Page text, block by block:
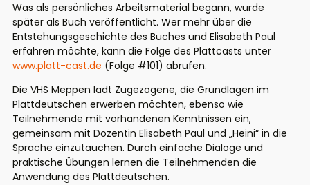
Was als persönliches Arbeitsmaterial begann, wurde
später als Buch veröffentlicht. Wer mehr über die
Entstehungsgeschichte des Buches und Elisabeth Paul
erfahren möchte, kann die Folge des Plattcasts unter
www.platt-cast.de (Folge #101) abrufen.
Die VHS Meppen lädt Zugezogene, die Grundlagen im
Plattdeutschen erwerben möchten, ebenso wie
Teilnehmende mit vorhandenen Kenntnissen ein,
gemeinsam mit Dozentin Elisabeth Paul und „Heini“ in die
Sprache einzutauchen. Durch einfache Dialoge und
praktische Übungen lernen die Teilnehmenden die
Anwendung des Plattdeutschen.